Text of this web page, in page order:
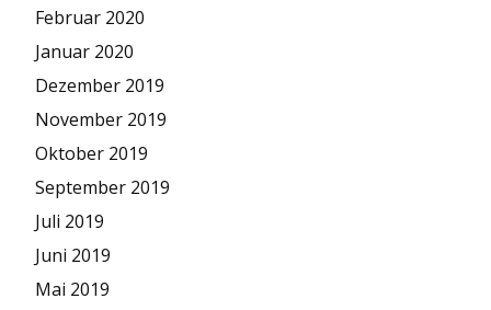
Februar 2020
Januar 2020
Dezember 2019
November 2019
Oktober 2019
September 2019
Juli 2019
Juni 2019
Mai 2019